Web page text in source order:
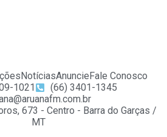
NotíciasAnuncieFale Conosco
1021
(66) 3401-1345
673 - Centro - Barra do Garças /
MT